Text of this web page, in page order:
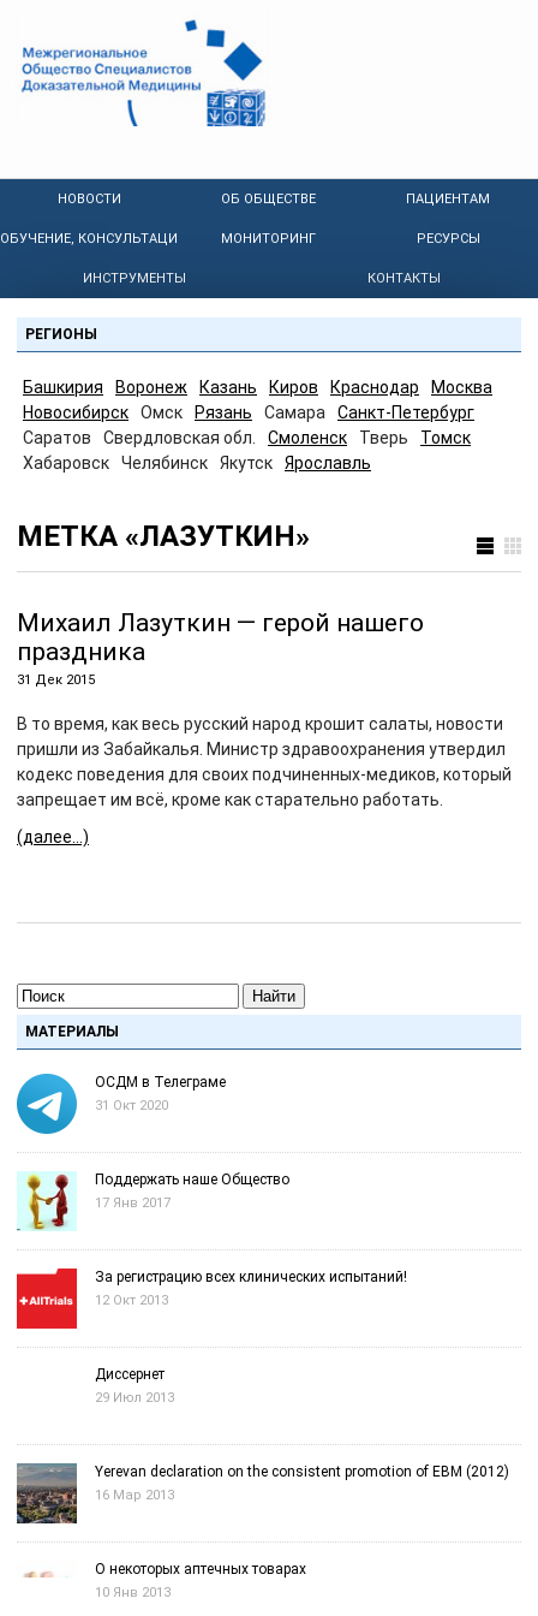
НОВОСТИ ОБ ОБЩЕСТВЕ ПАЦИЕНТАМ
ОБУЧЕНИЕ, КОНСУЛЬТАЦИИ МОНИТОРИНГ РЕСУРСЫ
ИНСТРУМЕНТЫ КОНТАКТЫ
РЕГИОНЫ
Башкирия Воронеж Казань Киров Краснодар
Москва
Новосибирск
Омск Рязань Самара
Санкт-Петербург
Саратов
Свердловская обл. Смоленск Тверь
Томск
Хабаровск
Челябинск Якутск Ярославль
МЕТКА «ЛАЗУТКИН»
Михаил Лазуткин — герой нашего
праздника
31 Дек 2015
В то время, как весь русский народ крошит салаты, новости
пришли из Забайкалья. Министр здравоохранения утвердил
кодекс поведения для своих подчиненных-медиков, который
запрещает им всё, кроме как старательно работать.
(далее…)
Найти
МАТЕРИАЛЫ
ОСДМ в Телеграме
31 Окт 2020
Поддержать наше Общество
17 Янв 2017
За регистрацию всех клинических испытаний!
12 Окт 2013
Диссернет
29 Июл 2013
Yerevan declaration on the consistent promotion of EBM (2012)
16 Мар 2013
О некоторых аптечных товарах
10 Янв 2013